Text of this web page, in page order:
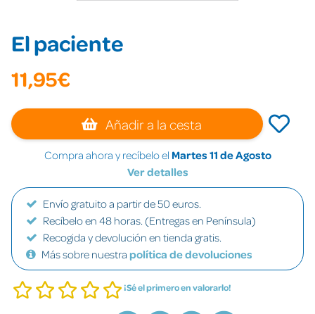
El paciente
11,95€
Añadir a la cesta
Compra ahora y recíbelo el Martes 11 de Agosto
Ver detalles
Envío gratuito a partir de 50 euros.
Recíbelo en 48 horas. (Entregas en Península)
Recogida y devolución en tienda gratis.
Más sobre nuestra política de devoluciones
¡Sé el primero en valorarlo!